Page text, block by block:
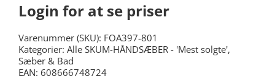
Login for at se priser
Varenummer (SKU): FOA397-801
Kategorier: Alle SKUM-HÅNDSÆBER - 'Mest solgte',
Sæber & Bad
EAN: 608666748724